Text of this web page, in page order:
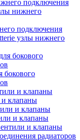
подключения
нижнего
подключения
узлы нижнего
бокового
и клапаны
клапаны
и клапаны
и клапаны
и клапаны